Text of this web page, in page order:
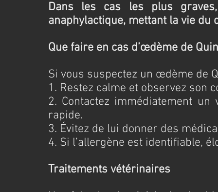
Dans les cas les plus
anaphylactique, mettant la vie du
Que faire en cas d’œdème de
Si vous suspectez un œdème de
1. Restez calme et observez son
2. Contactez immédiatement
rapide.
3. Évitez de lui donner des
4. Si l’allergène est identifiable,
Traitements vétérinaires